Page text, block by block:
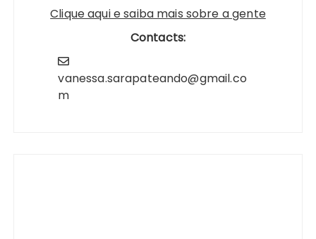
Clique aqui e saiba mais sobre a gente
Contacts:
vanessa.sarapateando@gmail.co
m